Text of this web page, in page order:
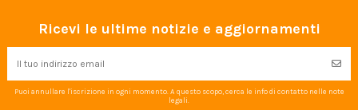
Ricevi le ultime notizie e aggiornamenti
Puoi annullare l'iscrizione in ogni momento. A questo scopo, cerca le info di contatto nelle note
legali.